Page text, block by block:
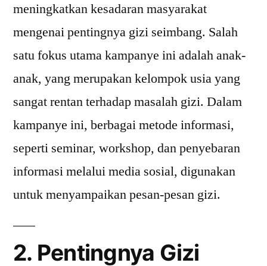
meningkatkan kesadaran masyarakat
mengenai pentingnya gizi seimbang. Salah
satu fokus utama kampanye ini adalah anak-
anak, yang merupakan kelompok usia yang
sangat rentan terhadap masalah gizi. Dalam
kampanye ini, berbagai metode informasi,
seperti seminar, workshop, dan penyebaran
informasi melalui media sosial, digunakan
untuk menyampaikan pesan-pesan gizi.
2. Pentingnya Gizi